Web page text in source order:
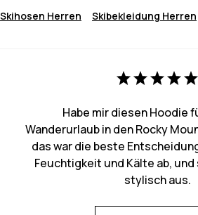
Skihosen Herren Skibekleidung Herren
Habe mir diesen Hoodie
Wanderurlaub in den Rocky
das war die beste
Feuchtigkeit und Kälte ab,
stylisch aus.